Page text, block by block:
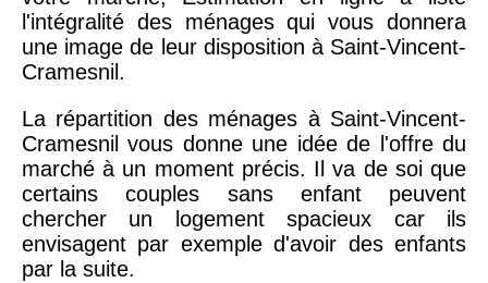
l'intégralité des ménages qui vous donnera
une image de leur disposition à Saint-Vincent-
Cramesnil.
La répartition des ménages à Saint-Vincent-
Cramesnil vous donne une idée de l'offre du
marché à un moment précis. Il va de soi que
certains couples sans enfant peuvent
chercher un logement spacieux car ils
envisagent par exemple d'avoir des enfants
par la suite.